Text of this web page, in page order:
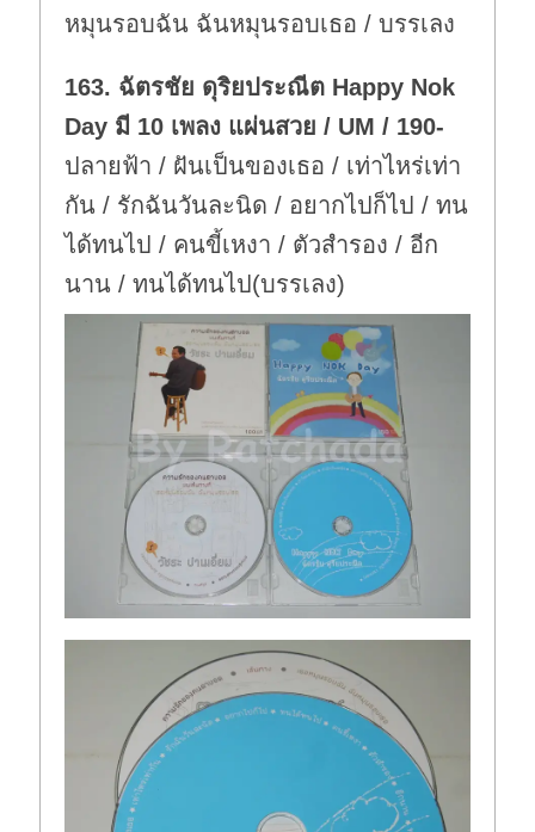
หมุนรอบฉัน ฉันหมุนรอบเธอ / บรรเลง
163. ฉัตรชัย ดุริยประณีต Happy Nok
Day มี 10 เพลง แผ่นสวย / UM / 190-
ปลายฟ้า / ฝันเป็นของเธอ / เท่าไหร่เท่า
กัน / รักฉันวันละนิด / อยากไปก็ไป / ทน
ได้ทนไป / คนขี้เหงา / ตัวสำรอง / อีก
นาน / ทนได้ทนไป(บรรเลง)